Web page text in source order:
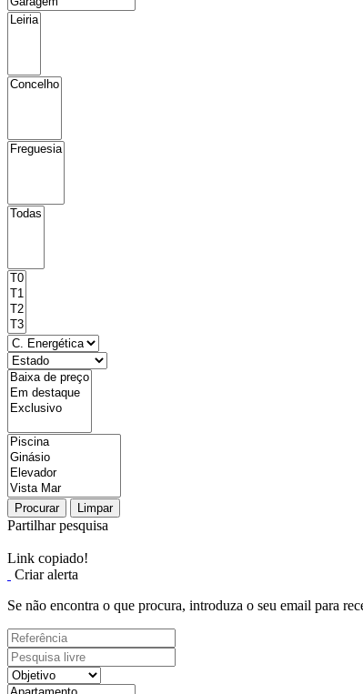
Procurar Limpar
Partilhar pesquisa
Link copiado!
Criar alerta
Se não encontra o que procura, introduza o seu email para